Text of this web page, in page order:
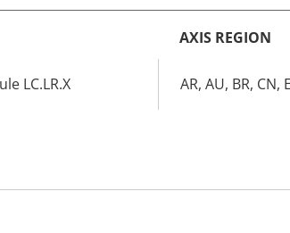
AXIS REGION
LC.LR.X AR, AU, BR, CN,